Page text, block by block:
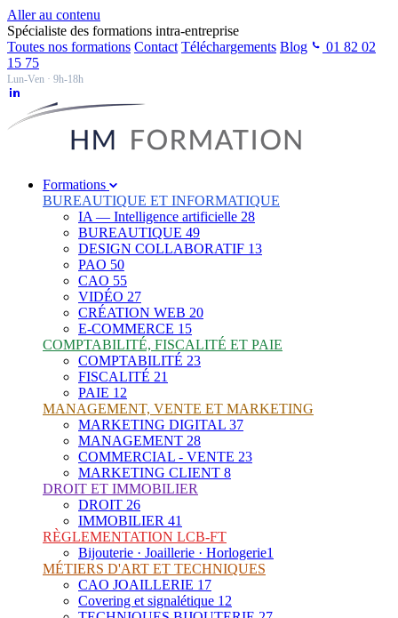
Aller au contenu
Spécialiste des formations intra-entreprise
Toutes nos formations Contact Téléchargements Blog
01 82 02
15 75
Lun-Ven · 9h-18h
Formations
BUREAUTIQUE ET INFORMATIQUE
IA — Intelligence artificielle 28
BUREAUTIQUE 49
DESIGN COLLABORATIF 13
PAO 50
CAO 55
VIDÉO 27
CRÉATION WEB 20
E-COMMERCE 15
COMPTABILITÉ, FISCALITÉ ET PAIE
COMPTABILITÉ 23
FISCALITÉ 21
PAIE 12
MANAGEMENT, VENTE ET MARKETING
MARKETING DIGITAL 37
MANAGEMENT 28
COMMERCIAL - VENTE 23
MARKETING CLIENT 8
DROIT ET IMMOBILIER
DROIT 26
IMMOBILIER 41
RÈGLEMENTATION LCB-FT
Bijouterie · Joaillerie · Horlogerie1
MÉTIERS D'ART ET TECHNIQUES
CAO JOAILLERIE 17
Covering et signalétique 12